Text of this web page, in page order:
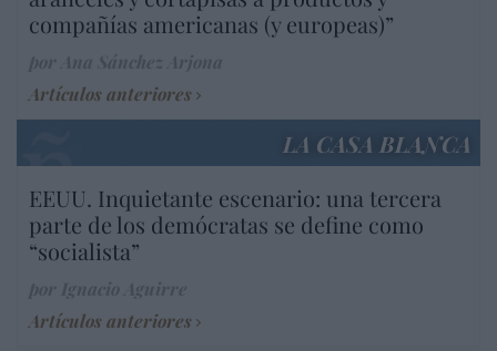
compañías americanas (y europeas)”
Artículos anteriores
LA CASA BLANCA
EEUU. Inquietante escenario: una tercera
parte de los demócratas se define como
“socialista”
Artículos anteriores